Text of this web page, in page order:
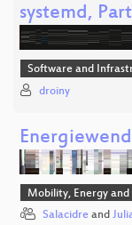
systemd,
Software and
droiny
Mobility, Energy
Salacidre and